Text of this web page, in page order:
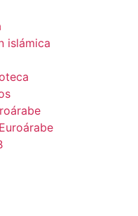
islámica